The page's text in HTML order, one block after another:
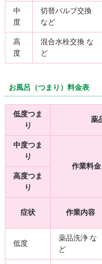
中
度
切替バルブ交換
など
高
度
混合水栓交換 な
ど
お風呂（つまり）料金表
低度つま
り
薬
中度つま
り
作業料
高度つま
り
症状 作業内容
低度
薬品洗浄 な
ど